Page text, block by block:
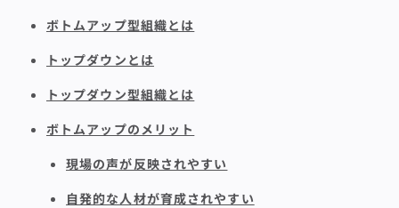
ボトムアップ型組織とは
トップダウンとは
トップダウン型組織とは
ボトムアップのメリット
現場の声が反映されやすい
自発的な人材が育成されやすい